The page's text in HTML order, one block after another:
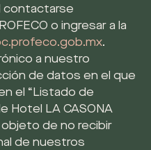
contactarse
o ingresar a la
.
a nuestro
de datos en el que
el “Listado de
Hotel LA CASONA
objeto de no recibir
de nuestros